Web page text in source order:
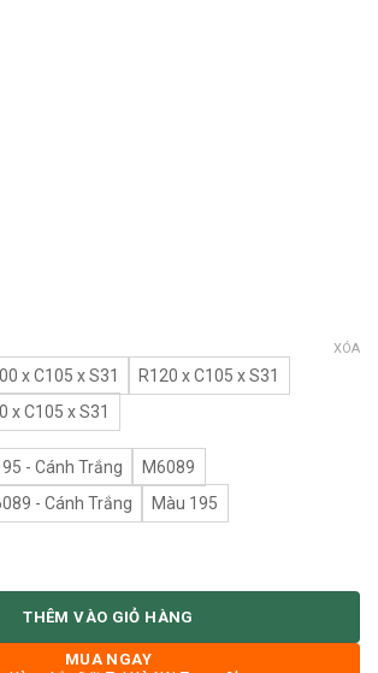
x C105 x S31
R120 x C105 x S31
x C105 x S31
- Cánh Trắng
M6089
- Cánh Trắng
Màu 195
XÓA
M1 số lượng
THÊM VÀO GIỎ HÀNG
MUA NGAY